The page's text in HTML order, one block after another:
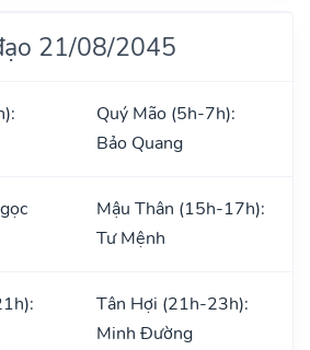
21/08/2045
Quý Mão (5h-7h):
Bảo Quang
Mậu Thân (15h-17h):
Tư Mệnh
Tân Hợi (21h-23h):
Minh Đường